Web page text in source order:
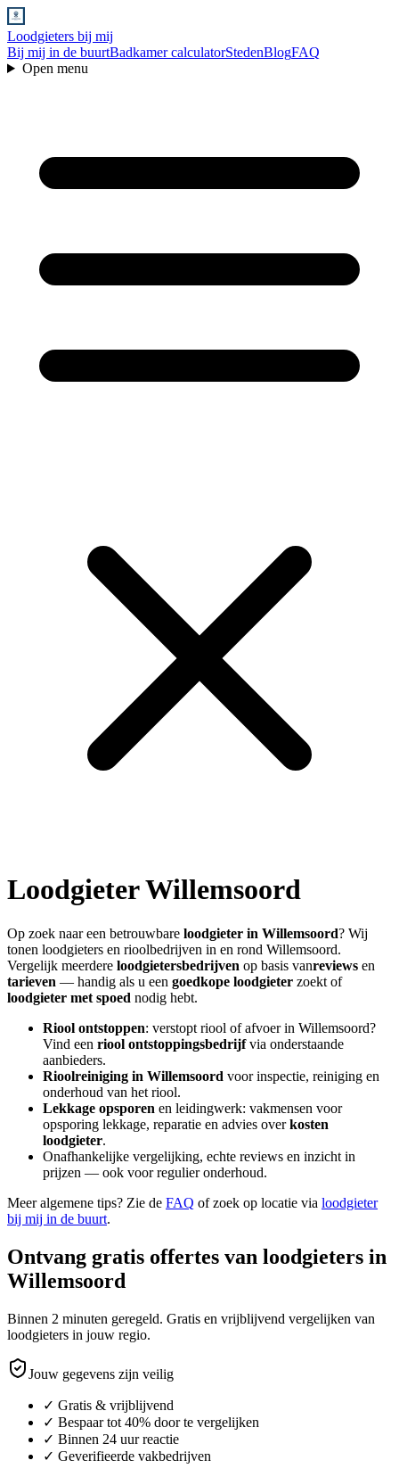
Loodgieters bij mij
Bij mij in de buurtBadkamer calculatorStedenBlogFAQ
Open menu
LoodgieterWillemsoord
Op zoek naar een betrouwbare loodgieter in Willemsoord? Wij
tonen loodgieters en rioolbedrijven in en rond Willemsoord.
Vergelijk meerdere loodgietersbedrijven op basis vanreviews en
tarieven — handig als u een goedkope loodgieter zoekt of
loodgieter met spoed nodig hebt.
Riool ontstoppen: verstopt riool of afvoer in Willemsoord?
Vind een riool ontstoppingsbedrijfvia onderstaande
aanbieders.
Rioolreiniging in Willemsoord voor inspectie, reiniging en
onderhoud van het riool.
Lekkage opsporen en leidingwerk: vakmensen voor
opsporing lekkage, reparatie en advies overkosten
loodgieter.
Onafhankelijke vergelijking, echte reviews en inzicht in
prijzen — ook voor regulier onderhoud.
Meer algemene tips? Zie de FAQ of zoek op locatie via loodgieter
bij mij in de buurt.
Ontvang gratis offertes van loodgieters in
Willemsoord
Binnen 2 minuten geregeld. Gratis en vrijblijvend vergelijken van
loodgieters in jouw regio.
Jouw gegevens zijn veilig
✓ Gratis & vrijblijvend
✓ Bespaar tot 40% door te vergelijken
✓ Binnen 24 uur reactie
✓ Geverifieerde vakbedrijven